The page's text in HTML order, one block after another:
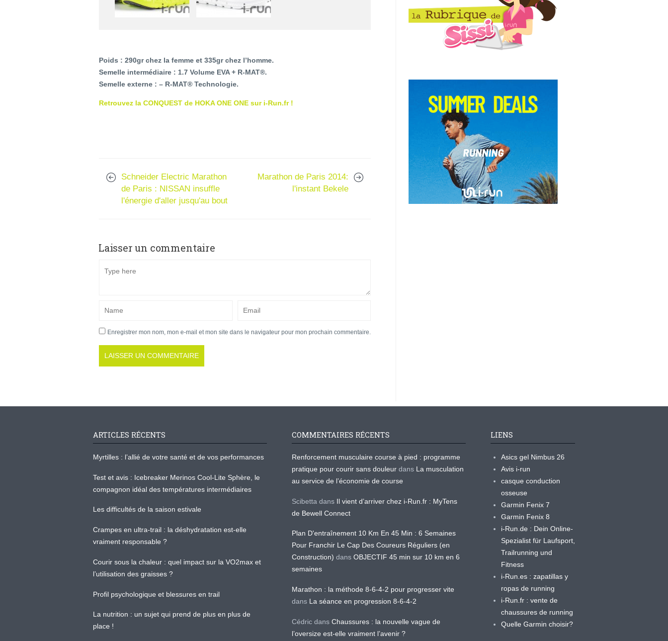
Poids : 290gr chez la femme et 335gr chez l’homme.
Semelle intermédiaire : 1.7 Volume EVA + R-MAT®.
Semelle externe : – R-MAT® Technologie.
Retrouvez la CONQUEST de HOKA ONE ONE sur i-Run.fr !
Schneider Electric Marathon
de Paris : NISSAN insuffle
l'énergie d'aller jusqu'au bout
Marathon de Paris 2014:
l'instant Bekele
Laisser un commentaire
Enregistrer mon nom, mon e-mail et mon site dans le navigateur pour mon prochain commentaire.
ARTICLES RÉCENTS
Myrtilles : l’allié de votre santé et de vos performances
Test et avis : Icebreaker Merinos Cool-Lite Sphère, le
compagnon idéal des températures intermédiaires
Les difficultés de la saison estivale
Crampes en ultra-trail : la déshydratation est-elle
vraiment responsable ?
Courir sous la chaleur : quel impact sur la VO2max et
l’utilisation des graisses ?
Profil psychologique et blessures en trail
La nutrition : un sujet qui prend de plus en plus de
place !
COMMENTAIRES RÉCENTS
Renforcement musculaire course à pied : programme
pratique pour courir sans douleur dans La musculation
au service de l’économie de course
Scibetta dans Il vient d’arriver chez i-Run.fr : MyTens
de Bewell Connect
Plan D'entraînement 10 Km En 45 Min : 6 Semaines
Pour Franchir Le Cap Des Coureurs Réguliers (en
Construction) dans OBJECTIF 45 min sur 10 km en 6
semaines
Marathon : la méthode 8-6-4-2 pour progresser vite
dans La séance en progression 8-6-4-2
Cédric dans Chaussures : la nouvelle vague de
l’oversize est-elle vraiment l’avenir ?
LIENS
Asics gel Nimbus 26
Avis i-run
casque conduction
osseuse
Garmin Fenix 7
Garmin Fenix 8
i-Run.de : Dein Online-
Spezialist für Laufsport,
Trailrunning und
Fitness
i-Run.es : zapatillas y
ropas de running
i-Run.fr : vente de
chaussures de running
Quelle Garmin choisir?